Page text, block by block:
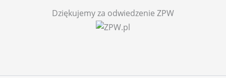
Dziękujemy za odwiedzenie ZPW